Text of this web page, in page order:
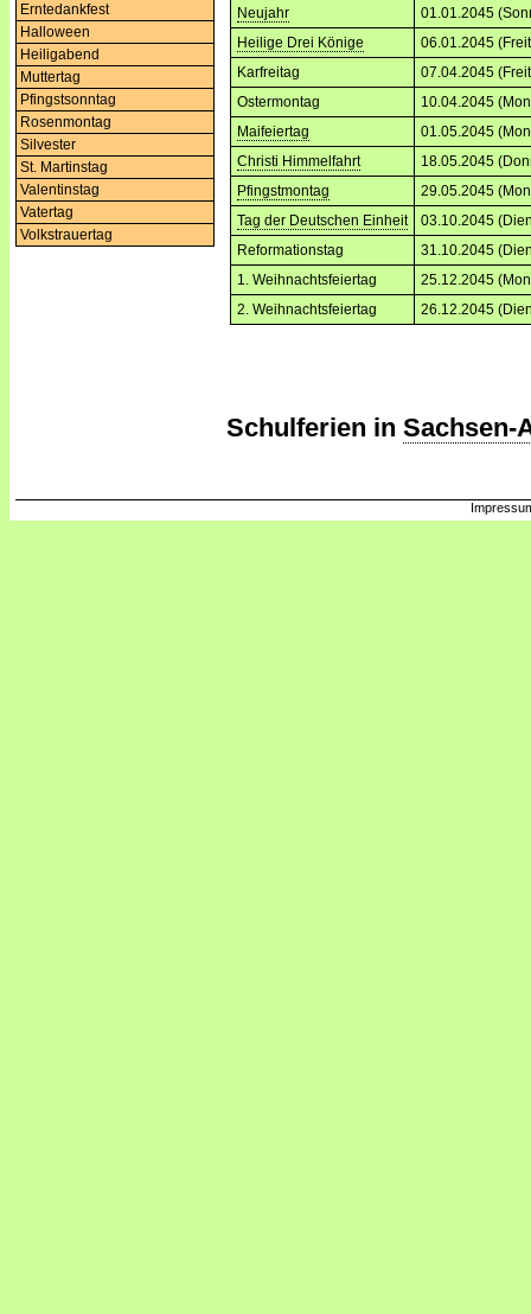
Erntedankfest
Halloween
Heiligabend
Muttertag
Pfingstsonntag
Rosenmontag
Silvester
St. Martinstag
Valentinstag
Vatertag
Volkstrauertag
Neujahr
01.01.2045
Heilige Drei Könige
06.01.2045
Karfreitag
07.04.2045
Ostermontag
10.04.2045
Maifeiertag
01.05.2045
Christi Himmelfahrt
18.05.2045
Pfingstmontag
29.05.2045
Tag der Deutschen Einheit
03.10.2045
Reformationstag
31.10.2045
1. Weihnachtsfeiertag
25.12.2045
2. Weihnachtsfeiertag
26.12.2045
Schulferien in Sachsen-